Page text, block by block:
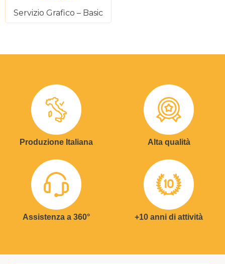
Servizio Grafico – Basic
Produzione Italiana Alta qualità
Assistenza a 360° +10 anni di attività